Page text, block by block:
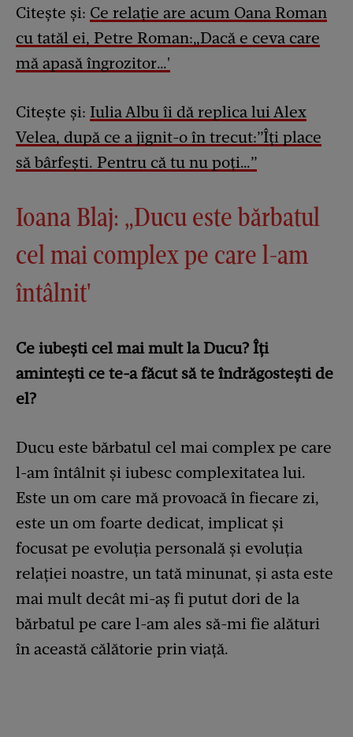
Citește și: Ce relație are acum Oana Roman
cu tatăl ei, Petre Roman:„Dacă e ceva care
mă apasă îngrozitor…'
Citește și: Iulia Albu îi dă replica lui Alex
Velea, după ce a jignit-o în trecut:”Îți place
să bârfești. Pentru că tu nu poți…”
Ioana Blaj: „Ducu este bărbatul
cel mai complex pe care l-am
întâlnit'
Ce iubești cel mai mult la Ducu? Îți
amintești ce te-a făcut să te îndrăgostești de
el?
Ducu este bărbatul cel mai complex pe care
l-am întâlnit şi iubesc complexitatea lui.
Este un om care mă provoacă în fiecare zi,
este un om foarte dedicat, implicat şi
focusat pe evoluţia personală şi evoluţia
relaţiei noastre, un tată minunat, şi asta este
mai mult decât mi-aş fi putut dori de la
bărbatul pe care l-am ales să-mi fie alături
în această călătorie prin viaţă.